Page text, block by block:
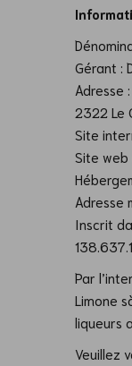
Gérant :
Adresse
2322 Le
Site
Site web
Adresse
Inscrit
Par
Limone
liqueurs
Veuillez